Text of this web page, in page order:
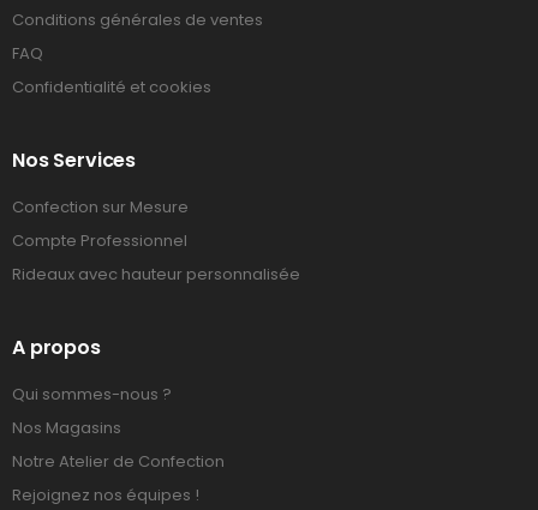
Conditions générales de ventes
FAQ
Confidentialité et cookies
Nos Services
Confection sur Mesure
Compte Professionnel
Rideaux avec hauteur personnalisée
A propos
Qui sommes-nous ?
Nos Magasins
Notre Atelier de Confection
Rejoignez nos équipes !